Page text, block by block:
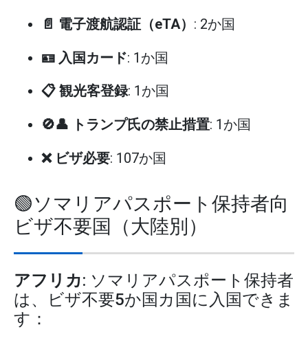
📄 電子渡航認証（eTA） : 2か国
🪪 入国カード: 1か国
📋 観光客登録: 1か国
🚫👤 トランプ氏の禁止措置: 1か国
❌ ビザ必要: 107か国
🟢ソマリアパスポート保持者向
ビザ不要国（大陸別）
アフリカ: ソマリアパスポート保持者
は、ビザ不要5か国カ国に入国できま
す：